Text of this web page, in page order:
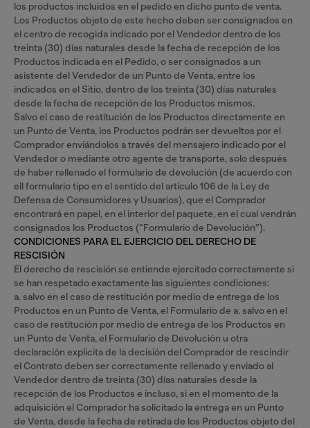
los productos incluidos en el pedido en dicho punto de venta.
Los Productos objeto de este hecho deben ser consignados en
el centro de recogida indicado por el Vendedor dentro de los
treinta (30) días naturales desde la fecha de recepción de los
Productos indicada en el Pedido, o ser consignados a un
asistente del Vendedor de un Punto de Venta, entre los
indicados en el Sitio, dentro de los treinta (30) días naturales
desde la fecha de recepción de los Productos mismos.
Salvo el caso de restitución de los Productos directamente en
un Punto de Venta, los Productos podrán ser devueltos por el
Comprador enviándolos a través del mensajero indicado por el
Vendedor o mediante otro agente de transporte, solo después
de haber rellenado el formulario de devolución (de acuerdo con
ell formulario tipo en el sentido del artículo 106 de la Ley de
Defensa de Consumidores y Usuarios), que el Comprador
encontrará en papel, en el interior del paquete, en el cual vendrán
consignados los Productos (“Formulario de Devolución”).
CONDICIONES PARA EL EJERCICIO DEL DERECHO DE
RESCISIÓN
El derecho de rescisión se entiende ejercitado correctamente si
se han respetado exactamente las siguientes condiciones:
a. salvo en el caso de restitución por medio de entrega de los
Productos en un Punto de Venta, el Formulario de a. salvo en el
caso de restitución por medio de entrega de los Productos en
un Punto de Venta, el Formulario de Devolución u otra
declaración explicita de la decisión del Comprador de rescindir
el Contrato deben ser correctamente rellenado y enviado al
Vendedor dentro de treinta (30) días naturales desde la
recepción de los Productos e incluso, si en el momento de la
adquisición el Comprador ha solicitado la entrega en un Punto
de Venta, desde la fecha de retirada de los Productos objeto del